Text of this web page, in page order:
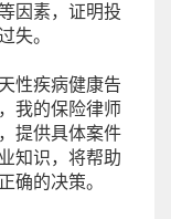
因素，证明投
失。
性疾病健康告
我的保险律师
提供具体案件
知识，将帮助
确的决策。